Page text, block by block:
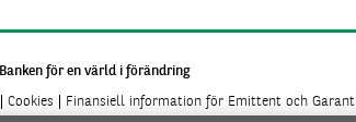
Banken för en värld i förändring
Cookies Finansiell information för Emittent och Garant